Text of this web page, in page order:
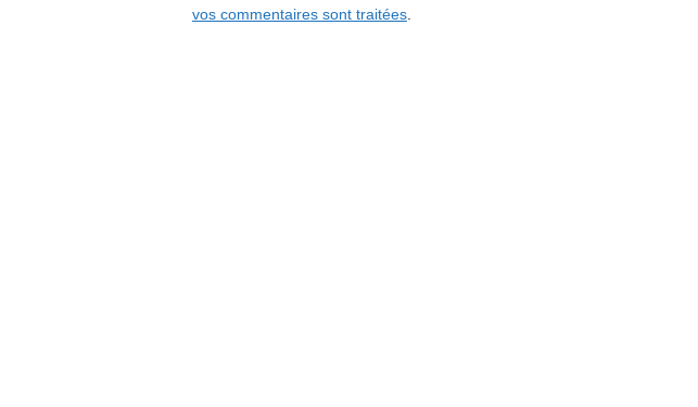
vos commentaires sont traitées.